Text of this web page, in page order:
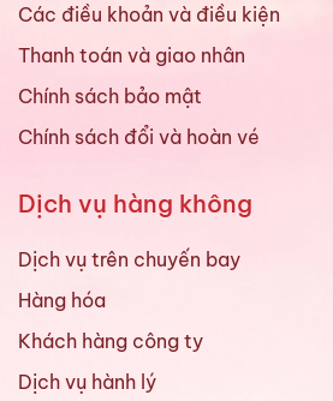
Các điều khoản và điều kiện
Thanh toán và giao nhân
Chính sách bảo mật
Chính sách đổi và hoàn vé
Dịch vụ hàng không
Dịch vụ trên chuyến bay
Hàng hóa
Khách hàng công ty
Dịch vụ hành lý